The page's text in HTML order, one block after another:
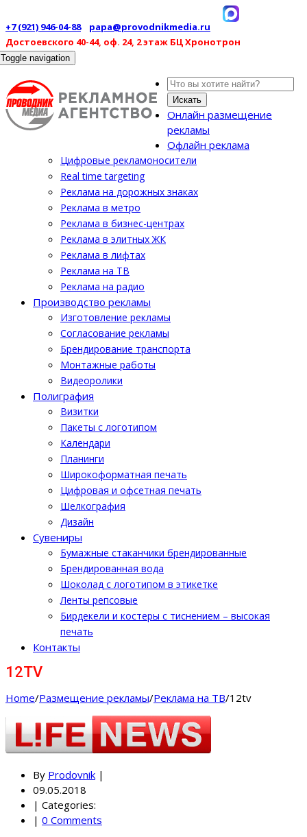
+7 (921) 946-04-88
papa@provodnikmedia.ru
Достоевского 40-44, оф. 24, 2 этаж БЦ Хронотрон
Toggle navigation
Искать
Онлайн размещение
рекламы
Офлайн реклама
Цифровые рекламоносители
Real time targeting
Реклама на дорожных знаках
Реклама в метро
Реклама в бизнес-центрах
Реклама в элитных ЖК
Реклама в лифтах
Реклама на ТВ
Реклама на радио
Производство рекламы
Изготовление рекламы
Cогласование рекламы
Брендирование транспорта
Монтажные работы
Видеоролики
Полиграфия
Визитки
Пакеты с логотипом
Календари
Планинги
Широкоформатная печать
Цифровая и офсетная печать
Шелкография
Дизайн
Cувениры
Бумажные стаканчики брендированные
Брендированная вода
Шоколад с логотипом в этикетке
Ленты репсовые
Бирдекели и костеры с тиснением – высокая
печать
Контакты
12TV
Home/Размещение рекламы/Реклама на ТВ/12tv
By Prodovnik |
09.05.2018
| Categories:
| 0 Comments